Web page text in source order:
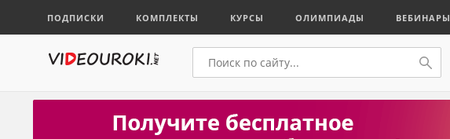
ПОДПИСКИ КОМПЛЕКТЫ КУРСЫ ОЛИМПИАДЫ ВЕБИНАРЫ